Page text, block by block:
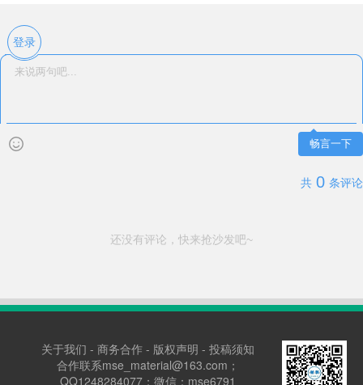
登录
畅言一下
共 0 条评论
还没有评论，快来抢沙发吧~
关于我们 - 商务合作- 版权声明 - 投稿须知
合作联系mse_material@163.com；
QQ1248284077；微信：mse6791